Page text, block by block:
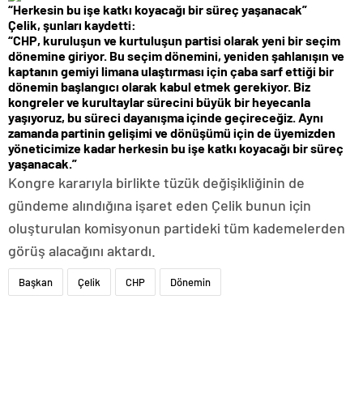
“Herkesin bu işe katkı koyacağı bir süreç yaşanacak”
Çelik, şunları kaydetti:
“CHP, kuruluşun ve kurtuluşun partisi olarak yeni bir seçim
dönemine giriyor. Bu seçim dönemini, yeniden şahlanışın ve
kaptanın gemiyi limana ulaştırması için çaba sarf ettiği bir
dönemin başlangıcı olarak kabul etmek gerekiyor. Biz
kongreler ve kurultaylar sürecini büyük bir heyecanla
yaşıyoruz, bu süreci dayanışma içinde geçireceğiz. Aynı
zamanda partinin gelişimi ve dönüşümü için de üyemizden
yöneticimize kadar herkesin bu işe katkı koyacağı bir süreç
yaşanacak.”
Kongre kararıyla birlikte tüzük değişikliğinin de
gündeme alındığına işaret eden Çelik bunun için
oluşturulan komisyonun partideki tüm kademelerden
görüş alacağını aktardı.
Başkan Çelik CHP Dönemin